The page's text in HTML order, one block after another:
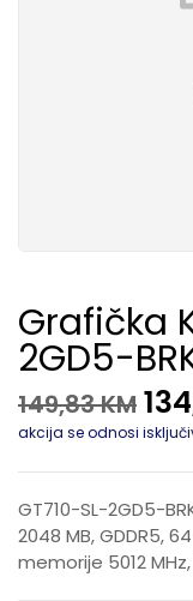
Grafička
2GD5-
149,83KM
akcija se odnosi
GT710-SL-2GD5-
2048 MB, GDDR5,
memorije 5012 MHz,